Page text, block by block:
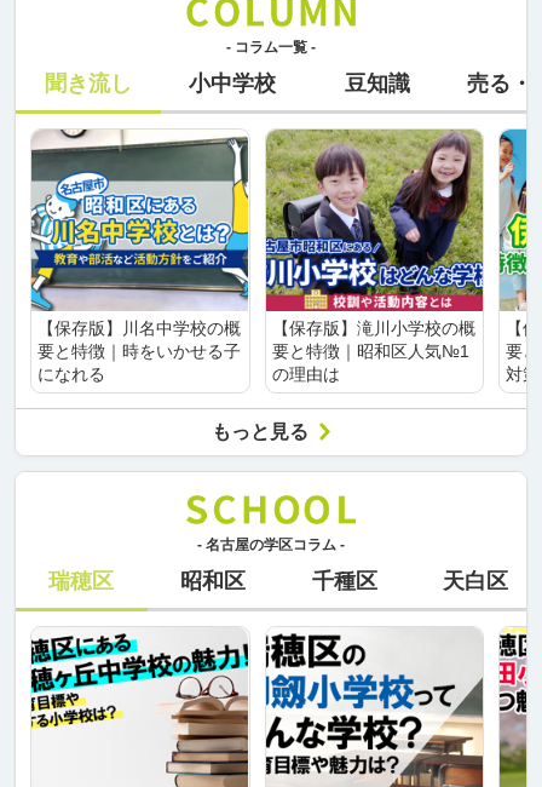
- コラム一覧 -
聞き流し 小中学校 豆知識 売る・
【保存版】川名中学校の概
要と特徴｜時をいかせる子
になれる
【保存版】滝川小学校の概
要と特徴｜昭和区人気№1
の理由は
【
要
対
もっと見る
- 名古屋の学区コラム -
瑞穂区 昭和区 千種区 天白区